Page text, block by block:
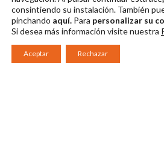
consintiendo su instalación. También
pinchando aquí. Para personalizar su
Si desea más información visite nuestra
Aceptar Rechazar